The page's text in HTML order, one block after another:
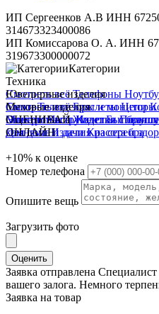
ИП Сергеенков А.В ИНН
314673323400086
ИП Комиссарова О. А. ИНН
319673300000072
Категории
Техника
Смотреть всёТелефоны
блокиТелевизоры и мониторы
ЭлектроинструментБытовая
Для дома и дачиКрасота и
Ювелирные изделия
Смотреть всёБраслетыЦепи
МонетыЧасыИзделия с
камнямиИзделия из серебра
Меховые изделия
Смотреть всёЖилетки
ОЦЕНИВАЙ
ОНЛАЙН
+10% к оценке
Номер телефона
Опишите вещь
Загрузить фото
Оценить
Заявка отправлена
вашего залога. Немного
Заявка на товар